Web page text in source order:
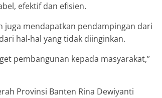
efektif dan efisien.
juga mendapatkan pendampingan dari
hal-hal yang tidak diinginkan.
pembangunan kepada masyarakat,”
Provinsi Banten Rina Dewiyanti